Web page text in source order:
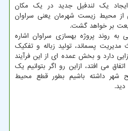
یک لندفیل جدید در یک مکان
محیط زیست شهرمان یعنی سراوان
بر خواهد گشت.
روند پروژه بهسازی سراوان اشاره
پسماند، تولید زباله و تفکیک
دارد و بخش عمده ای از این فرآیند
می افتد، ازاین رو اگر بتوانیم یک
داشته باشیم بطور قطع محیط